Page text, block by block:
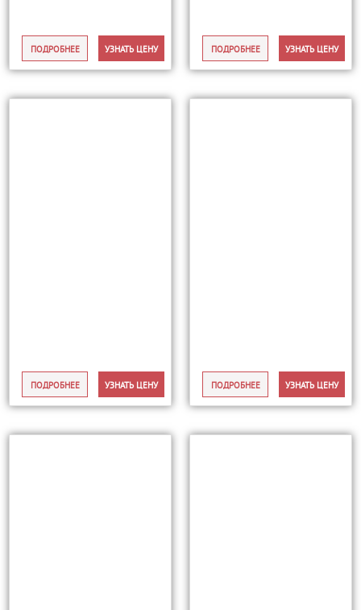
ПОДРОБНЕЕ УЗНАТЬ ЦЕНУ ПОДРОБНЕЕ УЗНАТЬ ЦЕНУ
ПОДРОБНЕЕ УЗНАТЬ ЦЕНУ ПОДРОБНЕЕ УЗНАТЬ ЦЕНУ